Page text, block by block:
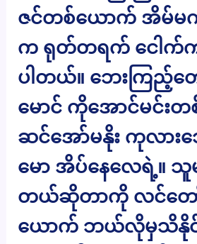
ဇင်တစ်ယောက် အိမ်မ
က ရုတ်တရက် ငေါက်
ပါတယ်။ ဘေးကြည့်တ
မောင် ကိုအောင်မင်း
ဆင်အော်မနိုး ကုလား
မော အိပ်နေလေရဲ့။ သူ
တယ်ဆိုတာကို လင်တေ
ယောက် ဘယ်လိုမှသိနို